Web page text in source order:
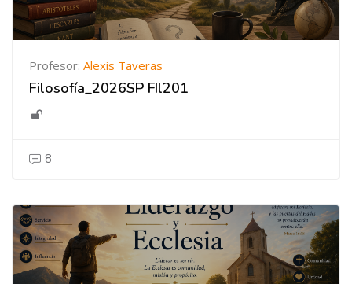
Profesor: Alexis Taveras
Filosofía_2026SP FIl201
8